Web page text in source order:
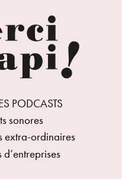
PODCASTS
sonores
extra-ordinaires
d’entreprises